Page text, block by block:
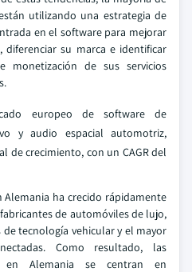
utilizando una estrategia de
en el software para mejorar
diferenciar su marca e identificar
monetización de sus servicios
europeo de software de
y audio espacial automotriz,
de crecimiento, con un CAGR del
ha crecido rápidamente
de automóviles de lujo,
de tecnología vehicular y el mayor
Como resultado, las
en Alemania se centran en